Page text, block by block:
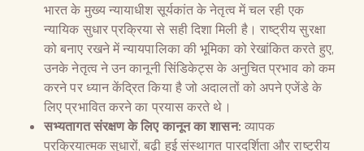
भारत के मुख्य न्यायाधीश सूर्यकांत के नेतृत्व में चल रही एक
न्यायिक सुधार प्रक्रिया से सही दिशा मिली है। राष्ट्रीय सुरक्षा
को बनाए रखने में न्यायपालिका की भूमिका को रेखांकित करते हुए,
उनके नेतृत्व ने उन कानूनी सिंडिकेट्स के अनुचित प्रभाव को कम
करने पर ध्यान केंद्रित किया है जो अदालतों को अपने एजेंडे के
लिए प्रभावित करने का प्रयास करते थे।
सभ्यतागत संरक्षण के लिए कानून का शासन: व्यापक
प्रक्रियात्मक सुधारों, बढ़ी हुई संस्थागत पारदर्शिता और राष्ट्रीय